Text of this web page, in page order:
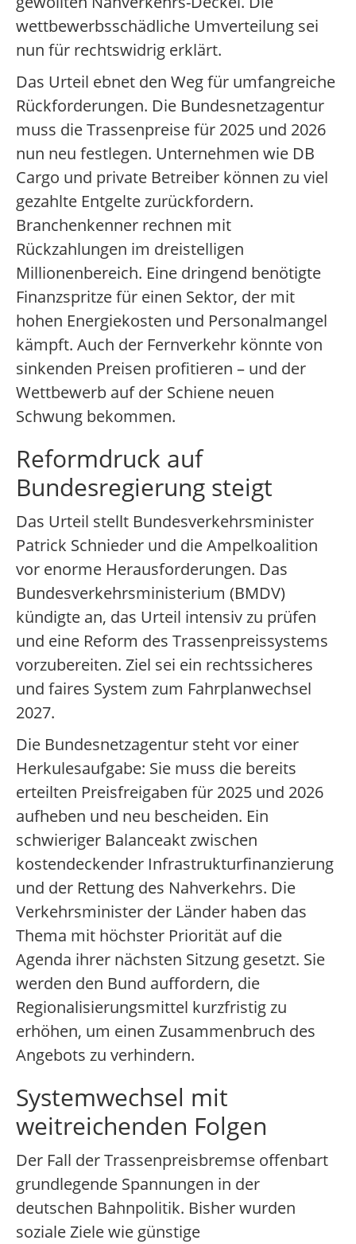
wettbewerbsschädliche Umverteilung sei
nun für rechtswidrig erklärt.
Das Urteil ebnet den Weg für umfangreiche
Rückforderungen. Die Bundesnetzagentur
muss die Trassenpreise für 2025 und 2026
nun neu festlegen. Unternehmen wie DB
Cargo und private Betreiber können zu viel
gezahlte Entgelte zurückfordern.
Branchenkenner rechnen mit
Rückzahlungen im dreistelligen
Millionenbereich. Eine dringend benötigte
Finanzspritze für einen Sektor, der mit
hohen Energiekosten und Personalmangel
kämpft. Auch der Fernverkehr könnte von
sinkenden Preisen profitieren – und der
Wettbewerb auf der Schiene neuen
Schwung bekommen.
Reformdruck auf
Bundesregierung steigt
Das Urteil stellt Bundesverkehrsminister
Patrick Schnieder und die Ampelkoalition
vor enorme Herausforderungen. Das
Bundesverkehrsministerium (BMDV)
kündigte an, das Urteil intensiv zu prüfen
und eine Reform des Trassenpreissystems
vorzubereiten. Ziel sei ein rechtssicheres
und faires System zum Fahrplanwechsel
2027.
Die Bundesnetzagentur steht vor einer
Herkulesaufgabe: Sie muss die bereits
erteilten Preisfreigaben für 2025 und 2026
aufheben und neu bescheiden. Ein
schwieriger Balanceakt zwischen
kostendeckender Infrastrukturfinanzierung
und der Rettung des Nahverkehrs. Die
Verkehrsminister der Länder haben das
Thema mit höchster Priorität auf die
Agenda ihrer nächsten Sitzung gesetzt. Sie
werden den Bund auffordern, die
Regionalisierungsmittel kurzfristig zu
erhöhen, um einen Zusammenbruch des
Angebots zu verhindern.
Systemwechsel mit
weitreichenden Folgen
Der Fall der Trassenpreisbremse offenbart
grundlegende Spannungen in der
deutschen Bahnpolitik. Bisher wurden
soziale Ziele wie günstige